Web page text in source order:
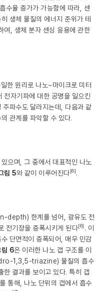
수율 증가가 가능함에 따라, 센
생체 물질의 에너지 준위가 테
여, 생체 분자 센싱 응용에 관한
한 원리로 나노~마이크로 미터
전자기파에 대한 공명을 일으킨
주파수도 달라지는데, 다음과 같
관계를 파악할 수 있다.
으며, 그 중에서 대표적인 나노
림 5와 같이 이루어진다[6].
depth) 한계를 넘어, 광유도 전
전기장을 증폭시키게 된다[6] . 이
단면적이 증폭되어, 매우 민감
림 6은 이러한 나노 갭 구조를 이
1,3,5-triazine) 물질의 흡수
한 결과를 보이고 있다. 특히 갭
통해, 나노 단위의 갭에서 흡수